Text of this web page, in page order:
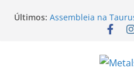
Últimos: Assembleia na
salarial e mostra a
Nota de repúdio
Conselho Diretivo